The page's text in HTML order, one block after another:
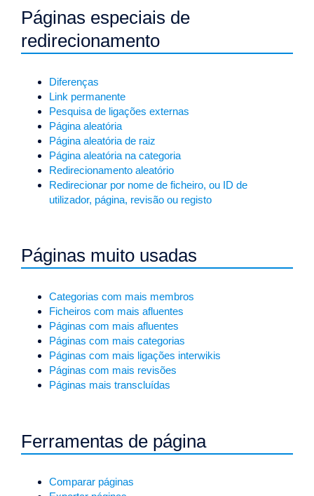
Páginas especiais de
redirecionamento
Diferenças
Link permanente
Pesquisa de ligações externas
Página aleatória
Página aleatória de raiz
Página aleatória na categoria
Redirecionamento aleatório
Redirecionar por nome de ficheiro, ou ID de
utilizador, página, revisão ou registo
Páginas muito usadas
Categorias com mais membros
Ficheiros com mais afluentes
Páginas com mais afluentes
Páginas com mais categorias
Páginas com mais ligações interwikis
Páginas com mais revisões
Páginas mais transcluídas
Ferramentas de página
Comparar páginas